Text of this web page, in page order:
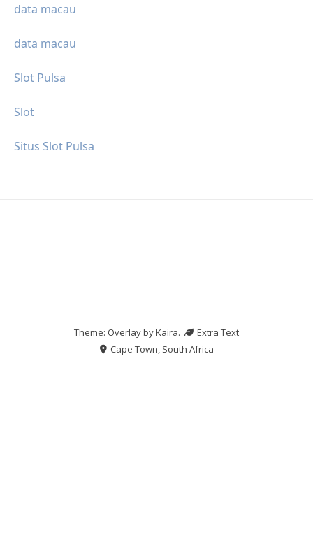
data macau
data macau
Slot Pulsa
Slot
Situs Slot Pulsa
Theme: Overlay byKaira.
Extra Text
Cape Town, South Africa